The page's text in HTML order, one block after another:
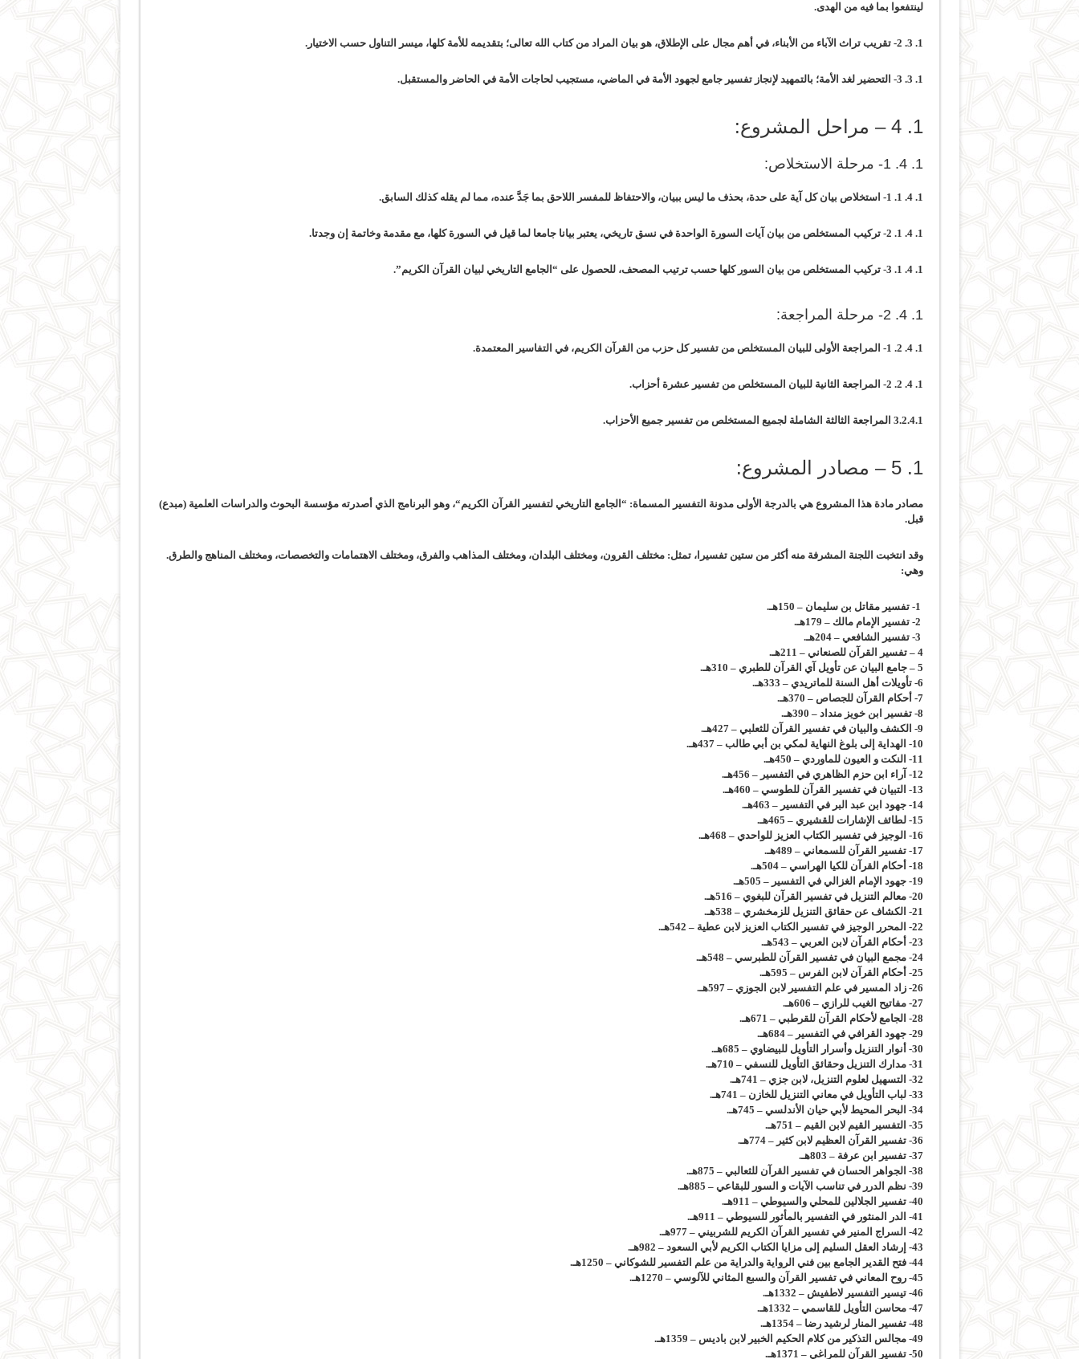
لينتفعوا بما فيه من الهدى.
1. 3. 2- تقريب تراث الآباء من الأبناء، في أهم مجال على الإطلاق، هو بيان المراد من كتاب الله تعالى؛ بتقديمه للأمة كلها، ميسر التناول حسب الاختيار.
1. 3. 3- التحضير لغد الأمة؛ بالتمهيد لإنجاز تفسير جامع لجهود الأمة في الماضي، مستجيب لحاجات الأمة في الحاضر والمستقبل.
1. 4 – مراحل المشروع:
1. 4. 1- مرحلة الاستخلاص:
1. 4. 1. 1- استخلاص بيان كل آية على حدة، بحذف ما ليس ببيان، والاحتفاظ للمفسر اللاحق بما جَدَّ عنده، مما لم يقله كذلك السابق.
1. 4. 1. 2- تركيب المستخلص من بيان آيات السورة الواحدة في نسق تاريخي، يعتبر بيانا جامعا لما قيل في السورة كلها، مع مقدمة وخاتمة إن وجدتا.
1. 4. 1. 3- تركيب المستخلص من بيان السور كلها حسب ترتيب المصحف، للحصول على “الجامع التاريخي لبيان القرآن الكريم”.
1. 4. 2- مرحلة المراجعة:
1. 4. 2. 1- المراجعة الأولى للبيان المستخلص من تفسير كل حزب من القرآن الكريم، في التفاسير المعتمدة.
1. 4. 2. 2- المراجعة الثانية للبيان المستخلص من تفسير عشرة أحزاب.
3.2.4.1 المراجعة الثالثة الشاملة لجميع المستخلص من تفسير جميع الأحزاب.
1. 5 – مصادر المشروع:
مصادر مادة هذا المشروع هي بالدرجة الأولى مدونة التفسير المسماة: “ الجامع التاريخي لتفسير القرآن الكريم“، وهو البرنامج الذي أصدرته مؤسسة البحوث والدراسات العلمية (مبدع)
قبل.
وقد انتخبت اللجنة المشرفة منه أكثر من ستين تفسيرا، تمثل: مختلف القرون، ومختلف البلدان، ومختلف المذاهب والفرق، ومختلف الاهتمامات والتخصصات، ومختلف المناهج والطرق.
وهي:
4 – تفسير القرآن للصنعاني – 211هـ.
5 – جامع البيان عن تأويل آي القرآن للطبري – 310هـ.
6- تأويلات أهل السنة للماتريدي – 333هـ.
7- أحكام القرآن للجصاص – 370هـ.
8- تفسير ابن خويز منداد – 390هـ.
9- الكشف والبيان في تفسير القرآن للثعلبي – 427هـ.
10- الهداية إلى بلوغ النهاية لمكي بن أبي طالب – 437هـ.
11- النكت و العيون للماوردي – 450هـ.
12- آراء ابن حزم الظاهري في التفسير – 456هـ.
13- التبيان في تفسير القرآن للطوسي – 460هـ.
14- جهود ابن عبد البر في التفسير – 463هـ.
15- لطائف الإشارات للقشيري – 465هـ.
16- الوجيز في تفسير الكتاب العزيز للواحدي – 468هـ.
17- تفسير القرآن للسمعاني – 489هـ.
18- أحكام القرآن للكيا الهراسي – 504هـ.
19- جهود الإمام الغزالي في التفسير – 505هـ.
20- معالم التنزيل في تفسير القرآن للبغوي – 516هـ.
21- الكشاف عن حقائق التنزيل للزمخشري – 538هـ.
22- المحرر الوجيز في تفسير الكتاب العزيز لابن عطية – 542هـ.
23- أحكام القرآن لابن العربي – 543هـ.
24- مجمع البيان في تفسير القرآن للطبرسي – 548هـ.
25- أحكام القرآن لابن الفرس – 595هـ.
26- زاد المسير في علم التفسير لابن الجوزي – 597هـ.
27- مفاتيح الغيب للرازي – 606هـ.
28- الجامع لأحكام القرآن للقرطبي – 671هـ.
29- جهود القرافي في التفسير – 684هـ.
30- أنوار التنزيل وأسرار التأويل للبيضاوي – 685هـ.
31- مدارك التنزيل وحقائق التأويل للنسفي – 710هـ.
32- التسهيل لعلوم التنزيل، لابن جزي – 741هـ.
33- لباب التأويل في معاني التنزيل للخازن – 741هـ.
34- البحر المحيط لأبي حيان الأندلسي – 745هـ.
35- التفسير القيم لابن القيم – 751هـ.
36- تفسير القرآن العظيم لابن كثير – 774هـ.
37- تفسير ابن عرفة – 803هـ.
38- الجواهر الحسان في تفسير القرآن للثعالبي – 875هـ.
39- نظم الدرر في تناسب الآيات و السور للبقاعي – 885هـ.
40- تفسير الجلالين للمحلي والسيوطي – 911هـ.
41- الدر المنثور في التفسير بالمأثور للسيوطي – 911هـ.
42- السراج المنير في تفسير القرآن الكريم للشربيني – 977هـ.
43- إرشاد العقل السليم إلى مزايا الكتاب الكريم لأبي السعود – 982هـ.
44- فتح القدير الجامع بين فني الرواية والدراية من علم التفسير للشوكاني – 1250هـ.
45- روح المعاني في تفسير القرآن والسبع المثاني للآلوسي – 1270هـ.
46- تيسير التفسير لاطفيش – 1332هـ.
47- محاسن التأويل للقاسمي – 1332هـ.
48- تفسير المنار لرشيد رضا – 1354هـ.
49- مجالس التذكير من كلام الحكيم الخبير لابن باديس – 1359هـ.
50- تفسير القرآن للمراغي – 1371هـ.